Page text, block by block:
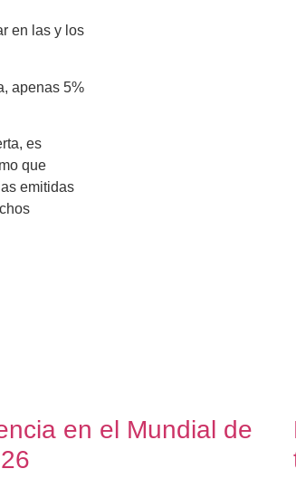
en las y los
apenas 5%
es
que
emitidas
en el Mundial de